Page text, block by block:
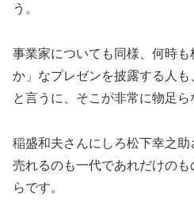
う。
事業家についても同様、何時
か」なプレゼンを披露する人
と言うに、そこが非常に物足ら
稲盛和夫さんにしろ松下幸之
売れるのも一代であれだけの
らです。